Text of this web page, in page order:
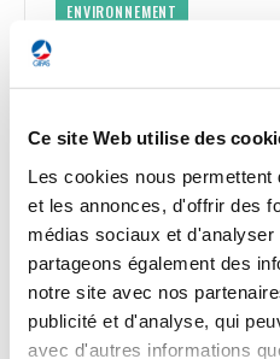
Ce site Web utilise des
Les cookies nous
et les annonces, d'offrir des
médias sociaux et d'analyser
partageons également des
notre site avec nos
publicité et d'analyse, qui
avec d'autres informations
ENVIRONNEMENT
Rolls-Royce : tests
tests mettant en œuvre 100%
l’aviation d’affaires, le Pearl 15
équipe les Global 5500 et
Pearl 10X équipera le Falcon
essais ont eu lieu au siège de
d’affaires, à Dahlewitz
des tests a été produit à partir
de déchets de graisse. D’ici à la
Royce se donne pour objectif